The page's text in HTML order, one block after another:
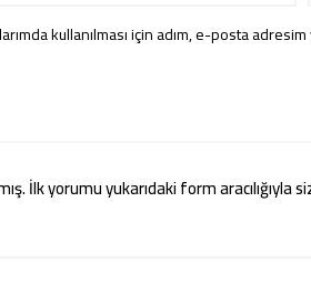
kullanılması için adım, e-posta
İlk yorumu yukarıdaki form aracılığıyla